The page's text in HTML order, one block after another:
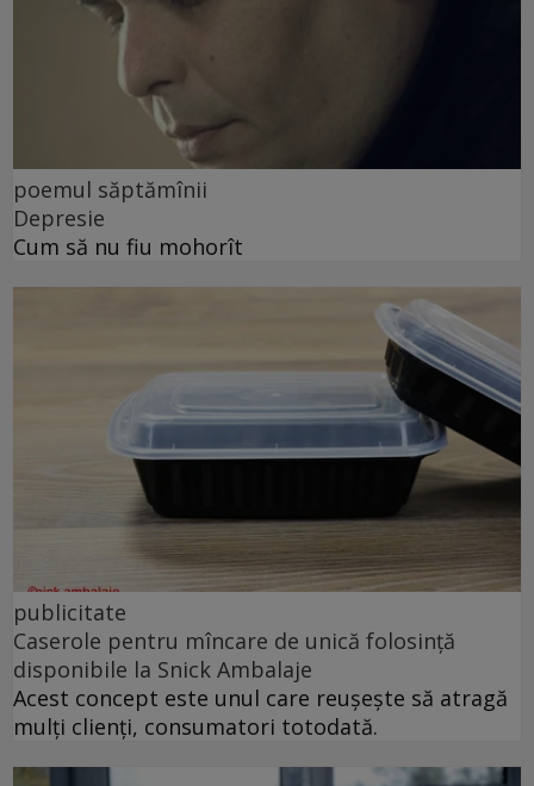
poemul săptămînii
Depresie
Cum să nu fiu mohorît
publicitate
Caserole pentru mîncare de unică folosință
disponibile la Snick Ambalaje
Acest concept este unul care reușește să atragă
mulți clienți, consumatori totodată.